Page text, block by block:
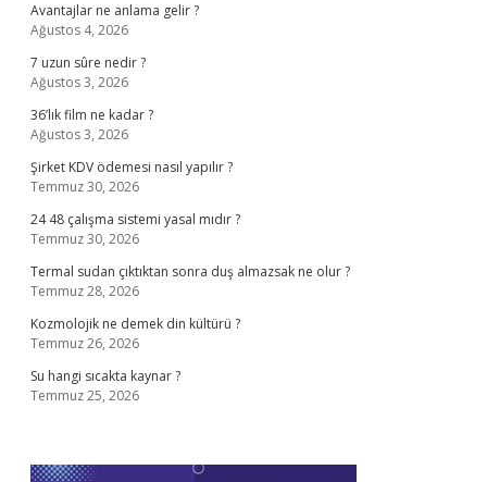
Avantajlar ne anlama gelir ?
Ağustos 4, 2026
7 uzun sûre nedir ?
Ağustos 3, 2026
36’lık film ne kadar ?
Ağustos 3, 2026
Şirket KDV ödemesi nasıl yapılır ?
Temmuz 30, 2026
24 48 çalışma sistemi yasal mıdır ?
Temmuz 30, 2026
Termal sudan çıktıktan sonra duş almazsak ne olur ?
Temmuz 28, 2026
Kozmolojik ne demek din kültürü ?
Temmuz 26, 2026
Su hangi sıcakta kaynar ?
Temmuz 25, 2026